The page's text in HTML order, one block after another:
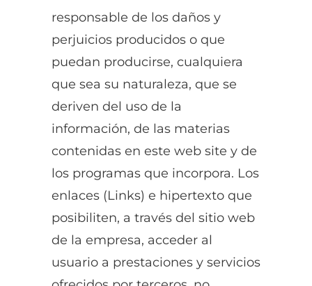
responsable de los daños y
perjuicios producidos o que
puedan producirse, cualquiera
que sea su naturaleza, que se
deriven del uso de la
información, de las materias
contenidas en este web site y de
los programas que incorpora. Los
enlaces (Links) e hipertexto que
posibiliten, a través del sitio web
de la empresa, acceder al
usuario a prestaciones y servicios